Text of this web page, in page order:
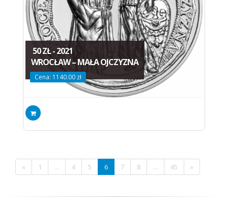
50 ZŁ - 2021
WROCŁAW – MAŁA OJCZYZNA
Cena: 1140.00 zł
« 1 ... 4 5 6 7 8 ... 45 »